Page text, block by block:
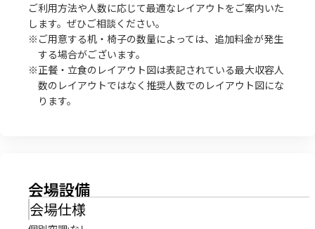
ご利用方法や人数に応じて最適なレイアウトをご案内いた
します。ぜひご相談ください。
※ご用意する机・椅子の数量によっては、追加料金が発生
する場合がございます。
※正餐・立食のレイアウト図は表記されている最大収容人
数のレイアウトではなく推奨人数でのレイアウト図にな
ります。
会場設備
会場仕様